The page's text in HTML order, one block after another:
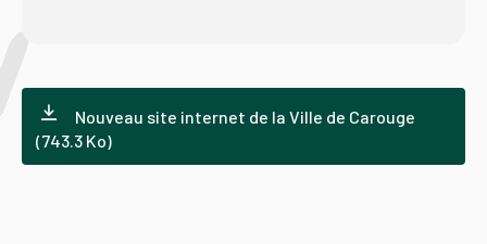
CAROUGE SE CONSTRUIT
Nouveau site internet de la Ville de Carouge
(743.3 Ko)